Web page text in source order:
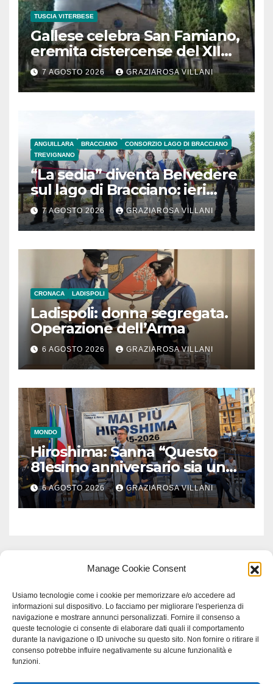
Manage Cookie Consent
Usiamo tecnologie come i cookie per memorizzare e/o accedere ad
informazioni sul dispositivo. Lo facciamo per migliorare l'esperienza di
navigazione e mostrare annunci personalizzati. Fornire il consenso a
queste tecnologie ci consente di elaborare dati quali il comportamento
durante la navigazione o ID univoche su questo sito. Non fornire o ritirare il
consenso potrebbe influire negativamente su alcune funzionalità e
funzioni.
TUSCIA VITERBESE
Gallese celebra San Famiano,
eremita cistercense del XII
secolo
7 AGOSTO 2026 GRAZIAROSA VILLANI
ANGUILLARA BRACCIANO
CONSORZIO LAGO DI BRACCIANO
TREVIGNANO
“La sedia” diventa Belvedere
sul lago di Bracciano: ieri
l’inaugurazione
7 AGOSTO 2026 GRAZIAROSA VILLANI
CRONACA LADISPOLI
Ladispoli: donna segregata.
Operazione dell’Arma
6 AGOSTO 2026 GRAZIAROSA VILLANI
MONDO
Hiroshima: Sanna “Questo
81esimo anniversario sia un
monito per tutti”
6 AGOSTO 2026 GRAZIAROSA VILLANI